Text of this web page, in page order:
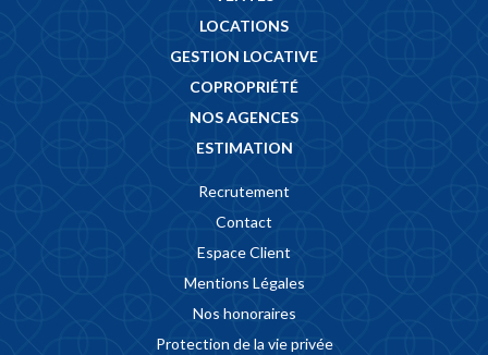
LOCATIONS
GESTION LOCATIVE
COPROPRIÉTÉ
NOS AGENCES
ESTIMATION
Recrutement
Contact
Espace Client
Mentions Légales
Nos honoraires
Protection de la vie privée